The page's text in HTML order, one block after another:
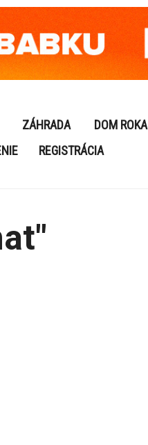
ZÁHRADA DOM ROKA
REGISTRÁCIA